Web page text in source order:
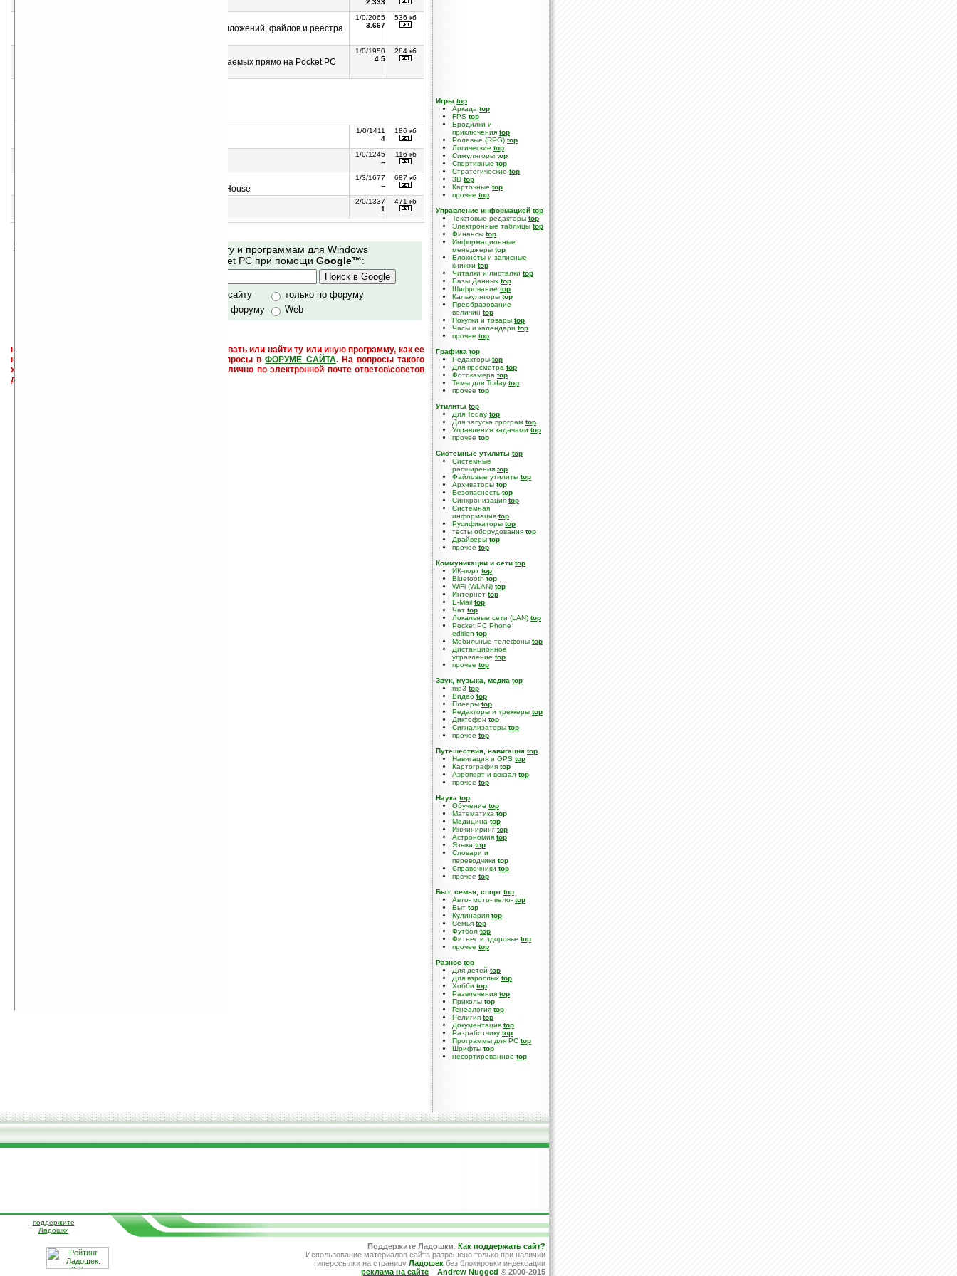
2.333
Утилита для клонирования и восстановления приложений, файлов и реестра
1/0/2065
3.667
536 кб
Инструмент для создания инсталляторов, запускаемых прямо на Pocket PC
1/0/1950
4.5
284 кб
1/0/1411
4
186 кб
1/0/1245
--
116 кб
Коллекция лучших игр от компании Spb Software House
1/3/1677
--
687 кб
2/0/1337
1
471 кб
Поиск по сайту и программам для Windows
Mobile и Pocket PC при помощи Google™:
только по сайту
только по форуму
по сайту и форуму
Web
не забывайте, что если Вы не знаете как использовать или найти ту или иную программу, как ее
настроить и с ней разобраться - пишите свои вопросы вФОРУМЕ САЙТА. На вопросы такого
характера менеджеры разделов или автор сайта лично по электронной почте ответов\советов
давать всем не успевают физически.
Игры top
Аркада top
FPS top
Бродилки и
приключения top
Ролевые (RPG) top
Логические top
Симуляторы top
Спортивные top
Стратегические top
3D top
Карточные top
прочее top
Управление информацией top
Текстовые редакторы top
Электронные таблицы top
Финансы top
Информационные
менеджеры top
Блокноты и записные
книжки top
Читалки и листалки top
Базы Данных top
Шифрование top
Калькуляторы top
Преобразование
величин top
Покупки и товары top
Часы и календари top
прочее top
Графика top
Редакторы top
Для просмотра top
Фотокамера top
Темы для Today top
прочее top
Утилиты top
Для Today top
Для запуска програм top
Управления задачами top
прочее top
Системные утилиты top
Cистемные
расширения top
Файловые утилиты top
Архиваторы top
Безопасность top
Синхронизация top
Системная
информация top
Русификаторы top
тесты оборудования top
Драйверы top
прочее top
Коммуникации и сети top
ИК-порт top
Bluetooth top
WiFi (WLAN) top
Интернет top
E-Mail top
Чат top
Локальные сети (LAN) top
Pocket PC Phone
edition top
Мобильные телефоны top
Дистанционное
управление top
прочее top
Звук, музыка, медиа top
mp3 top
Видео top
Плееры top
Редакторы и треккеры top
Диктофон top
Сигнализаторы top
прочее top
Путешествия, навигация top
Навигация и GPS top
Картография top
Аэропорт и вокзал top
прочее top
Наука top
Обучение top
Математика top
Медицина top
Инжиниринг top
Астрономия top
Языки top
Словари и
переводчики top
Справочники top
прочее top
Быт, семья, спорт top
Авто- мото- вело- top
Быт top
Кулинария top
Семья top
Футбол top
Фитнес и здоровье top
прочее top
Разное top
Для детей top
Для взрослых top
Хобби top
Развлечения top
Приколы top
Генеалогия top
Религия top
Документация top
Разработчику top
Программы для PC top
Шрифты top
несортированное top
поддержите
Ладошки
Поддержите Ладошки: Как поддержать сайт?
Использование материалов сайта разрешено только при наличии
гиперссылки на страницу Ладошек без блокировки индексации
реклама на сайте
Andrew Nugged © 2000-2015